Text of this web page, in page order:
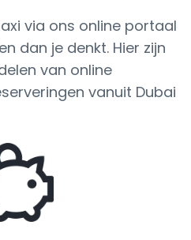
via ons online portaal
dan je denkt. Hier zijn
van online
vanuit Dubai